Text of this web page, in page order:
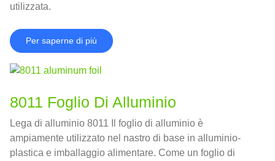
utilizzata.
Per saperne di più
8011 Foglio Di Alluminio
Lega di alluminio 8011 Il foglio di alluminio è
ampiamente utilizzato nel nastro di base in alluminio-
plastica e imballaggio alimentare. Come un foglio di